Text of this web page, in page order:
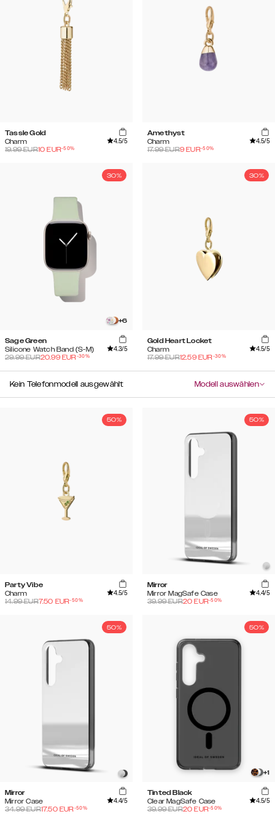
Tassle Gold
Charm
4.5/5
19.99EUR10 EUR-50%
Amethyst
Charm
4.5/5
17.99EUR9 EUR-50%
30%
+6
Sage Green
Silicone Watch Band (S-M)
4.3/5
29.99EUR20.99 EUR-30%
30%
Gold Heart Locket
Charm
4.5/5
17.99EUR12.59 EUR-30%
Kein Telefonmodell ausgewählt Modell auswählen
50%
Party Vibe
Charm
4.5/5
14.99EUR7.50 EUR-50%
50%
Mirror
Mirror MagSafe Case
4.4/5
39.99EUR20 EUR-50%
50%
Mirror
Mirror Case
4.4/5
34.99EUR17.50 EUR-50%
50%
+1
Tinted Black
Clear MagSafe Case
4.5/5
39.99EUR20 EUR-50%